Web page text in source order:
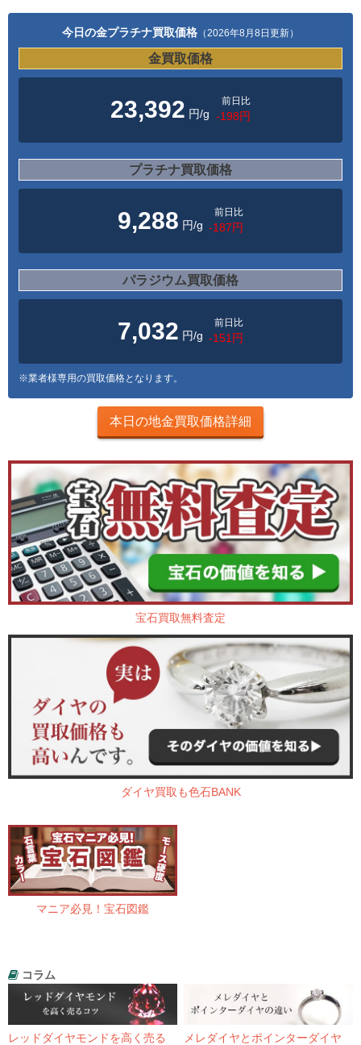
今日の金プラチナ買取価格 （2026年8月8日更新）
金買取価格
23,392 円/g
前日比
-198円
プラチナ買取価格
9,288 円/g
前日比
-187円
パラジウム買取価格
7,032 円/g
前日比
-151円
※業者様専用の買取価格となります。
本日の地金買取価格詳細
宝石買取無料査定
ダイヤ買取も色石BANK
マニア必見！宝石図鑑
コラム
レッドダイヤモンドを高く売る
メレダイヤとポインターダイヤ